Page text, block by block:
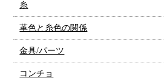
糸
革色と糸色の関係
金具/パーツ
コンチョ